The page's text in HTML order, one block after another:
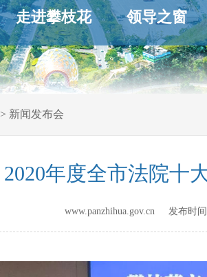
走进攀枝花 领导之窗
> 新闻发布会
2020年度全市法院十
www.panzhihua.gov.cn 发布时